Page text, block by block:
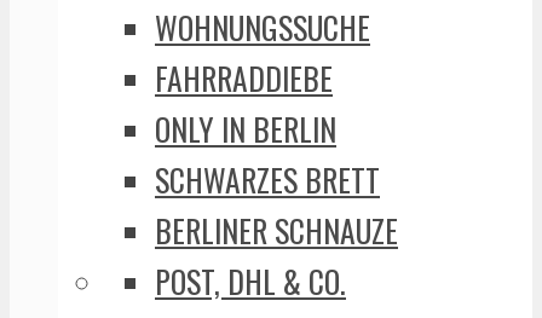
WOHNUNGSSUCHE
FAHRRADDIEBE
ONLY IN BERLIN
SCHWARZES BRETT
BERLINER SCHNAUZE
POST, DHL & CO.